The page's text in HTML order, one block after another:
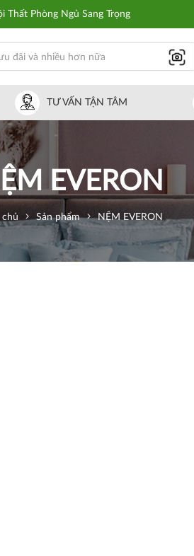
Thất Phòng Ngủ Sang Trọng
TƯ VẤN TẬN TÂM
EVERON
chủ Sản phẩm NỆM EVERON